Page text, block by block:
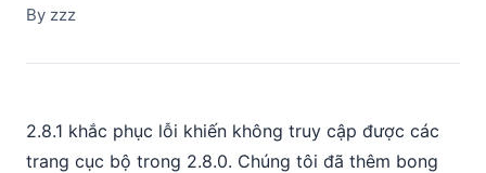
By zzz
2.8.1 khắc phục lỗi khiến không truy cập được các
trang cục bộ trong 2.8.0. Chúng tôi đã thêm bong